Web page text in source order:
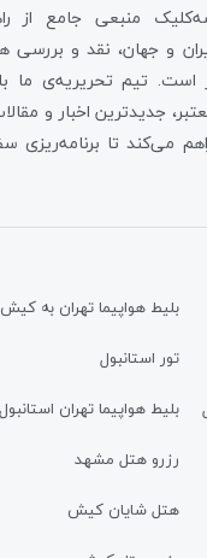
منبعی جامع از
و جهان، نقد و بررسی
است. تیم تحریریه‌ی ما
جدیدترین اخبار و
می‌کند تا
بلیط هواپیما تهران به کیش
تور استانبول
بلیط هواپیما تهران استانبول
رزرو هتل مشهد
هتل شایان کیش